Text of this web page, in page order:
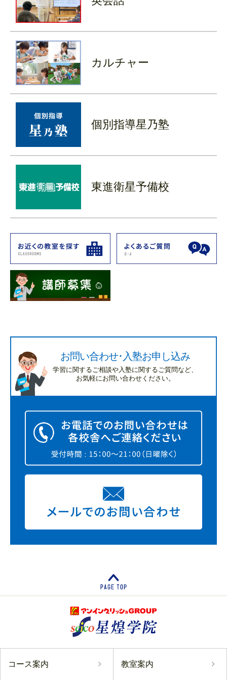
カルチャー
個別指導星乃塾
東進衛星予備校
お問い合わせ･入塾お申し込み
学習に関するご相談や入塾に関するご質問など、
お気軽にお問い合わせください。
コース案内 教室案内